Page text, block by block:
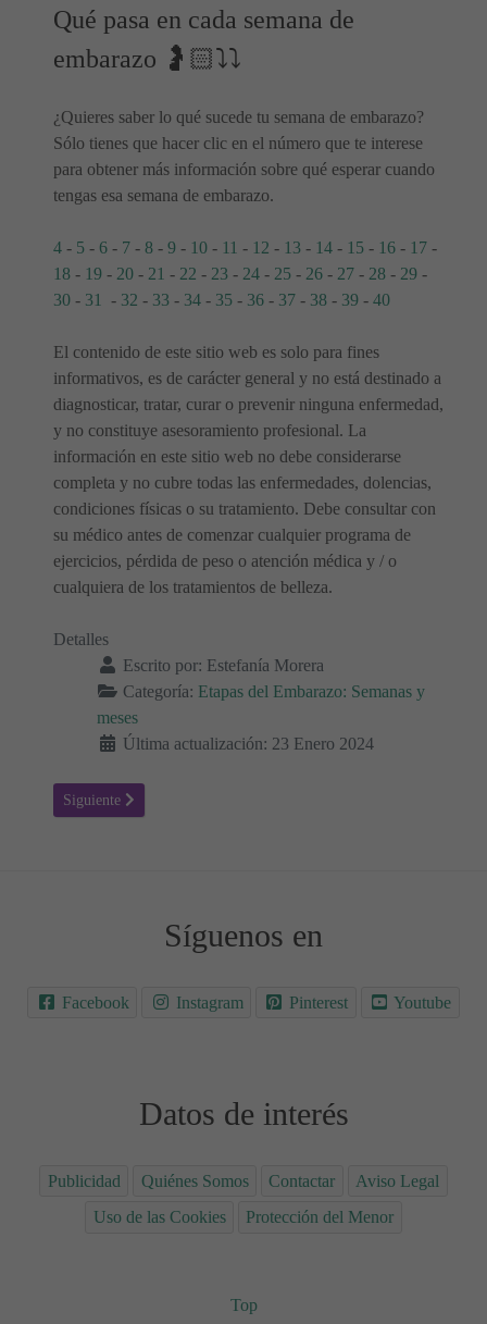
Qué pasa en cada semana de
embarazo 🤰🏻⤵⤵
¿Quieres saber lo qué sucede tu semana de embarazo?
Sólo tienes que hacer clic en el número que te interese
para obtener más información sobre qué esperar cuando
tengas esa semana de embarazo.
4 - 5 - 6 - 7 - 8 - 9 - 10 - 11 - 12 - 13 - 14 - 15 - 16 - 17 -
18 - 19 - 20 - 21 - 22 - 23 - 24 - 25 - 26 - 27 - 28 - 29 -
30 - 31 - 32 - 33 - 34 - 35 - 36 - 37 - 38 - 39 - 40
El contenido de este sitio web es solo para fines
informativos, es de carácter general y no está destinado a
diagnosticar, tratar, curar o prevenir ninguna enfermedad,
y no constituye asesoramiento profesional. La
información en este sitio web no debe considerarse
completa y no cubre todas las enfermedades, dolencias,
condiciones físicas o su tratamiento. Debe consultar con
su médico antes de comenzar cualquier programa de
ejercicios, pérdida de peso o atención médica y / o
cualquiera de los tratamientos de belleza.
Detalles
Escrito por: Estefanía Morera
Categoría: Etapas del Embarazo: Semanas y
meses
Última actualización: 23 Enero 2024
Artículo siguiente: ¿El Feto Siente Dolor? La Ciencia lo Revela
Siguiente
Síguenos en
Facebook Instagram Pinterest Youtube
Datos de interés
Publicidad Quiénes Somos Contactar
Aviso Legal
Uso de las Cookies
Protección del Menor
Top